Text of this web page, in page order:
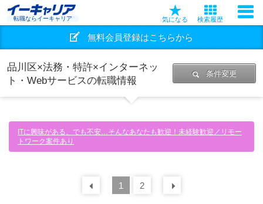
転職ならイーキャリア 気になる 検索履歴
無料会員登録はこちらから
品川区×法務・特許×インターネッ
ト・Webサービスの転職情報
条件変更
ITに興味がある、でも不安…そんなあなたも歓迎！未経験歓迎／リモー
トワーク案件あり
前の 30
1 2